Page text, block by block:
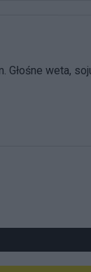
Głośne weta,